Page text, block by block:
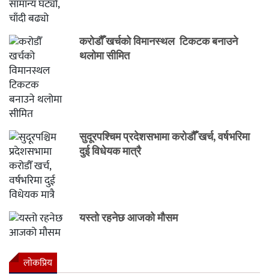
करोडौँ खर्चको विमानस्थल टिकटक बनाउने
थलोमा सीमित
सुदूरपश्चिम प्रदेशसभामा करोडौँ खर्च, वर्षभरिमा
दुई विधेयक मात्रै
यस्तो रहनेछ आजको मौसम
लाेकप्रिय